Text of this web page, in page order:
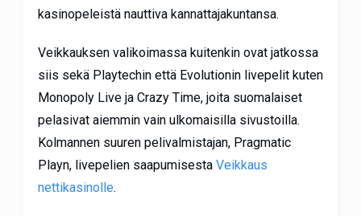
kasinopeleistä nauttiva kannattajakuntansa.
Veikkauksen valikoimassa kuitenkin ovat jatkossa
siis sekä Playtechin että Evolutionin livepelit kuten
Monopoly Live ja Crazy Time, joita suomalaiset
pelasivat aiemmin vain ulkomaisilla sivustoilla.
Kolmannen suuren pelivalmistajan, Pragmatic
Playn, livepelien saapumisesta Veikkaus
nettikasinolle.